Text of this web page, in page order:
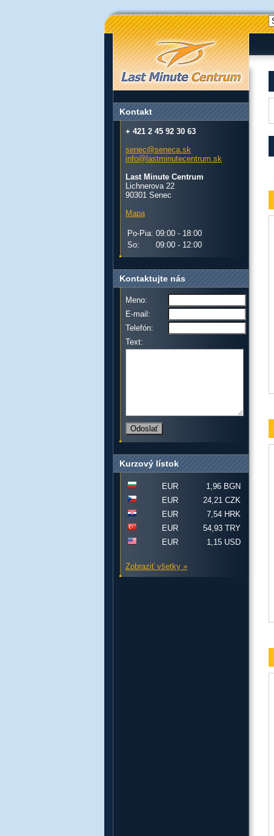
Kontakt
+ 421 2 45 92 30 63
senec@seneca.sk
info@lastminutecentrum.sk
Last Minute Centrum
Lichnerova 22
90301 Senec
Mapa
Po-Pia: 09:00 - 18:00
So:
09:00 - 12:00
Kontaktujte nás
Meno:
E-mail:
Telefón:
Text:
Kurzový lístok
EUR
1,96 BGN
EUR
24,21 CZK
EUR
7,54 HRK
EUR
54,93 TRY
EUR
1,15 USD
Zobraziť všetky »